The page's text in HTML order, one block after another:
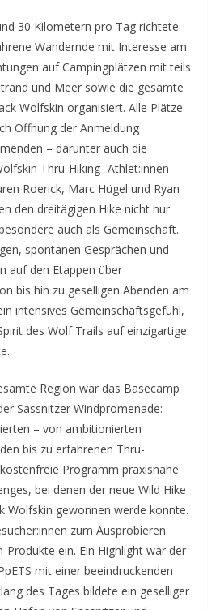
30 Kilometern pro Tag richtete
Wandernde mit Interesse am
auf Campingplätzen mit teils
und Meer sowie die gesamte
Wolfskin organisiert. Alle Plätze
Öffnung der Anmeldung
– darunter auch die
Thru-Hiking- Athlet:innen
Roerick, Marc Hügel und Ryan
den dreitägigen Hike nicht nur
auch als Gemeinschaft.
spontanen Gesprächen und
auf den Etappen über
bis hin zu geselligen Abenden am
intensives Gemeinschaftsgefühl,
des Wolf Trails auf einzigartige
Region war das Basecamp
Sassnitzer Windpromenade:
– von ambitionierten
bis zu erfahrenen Thru-
Programm praxisnahe
bei denen der neue Wild Hike
Wolfskin gewonnen werde konnte.
zum Ausprobieren
Produkte ein. Ein Highlight war der
mit einer beeindruckenden
des Tages bildete ein geselliger